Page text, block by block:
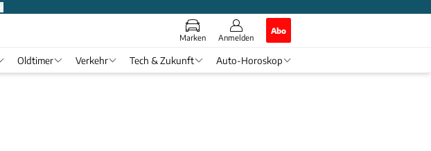
Marken Anmelden
Abo
Oldtimer Verkehr Tech & Zukunft Auto-Horoskop